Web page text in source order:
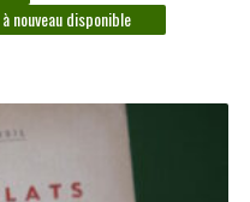
nouveau disponible